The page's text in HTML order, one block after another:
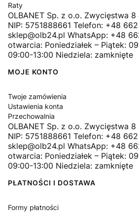
Raty
OLBANET Sp. z o.o. Zwycięstwa
NIP: 5751888661 Telefon: +48
sklep@olb24.pl WhatsApp: +48
otwarcia: Poniedziałek – Piątek:
09:00-13:00 Niedziela: zamknięte
MOJE KONTO
Twoje zamówienia
Ustawienia konta
Przechowalnia
OLBANET Sp. z o.o. Zwycięstwa
NIP: 5751888661 Telefon: +48
sklep@olb24.pl WhatsApp: +48
otwarcia: Poniedziałek – Piątek:
09:00-13:00 Niedziela: zamknięte
PŁATNOŚCI I DOSTAWA
Formy płatności